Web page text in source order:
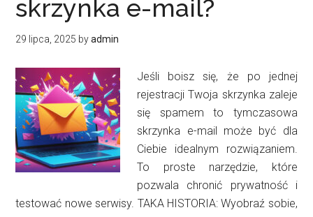
skrzynka e-mail?
29 lipca, 2025 byadmin
Jeśli boisz się, że po jednej
rejestracji Twoja skrzynka zaleje
się spamem to tymczasowa
skrzynka e-mail może być dla
Ciebie idealnym rozwiązaniem.
To proste narzędzie, które
pozwala chronić prywatność i
testować nowe serwisy. TAKA HISTORIA: Wyobraź sobie,